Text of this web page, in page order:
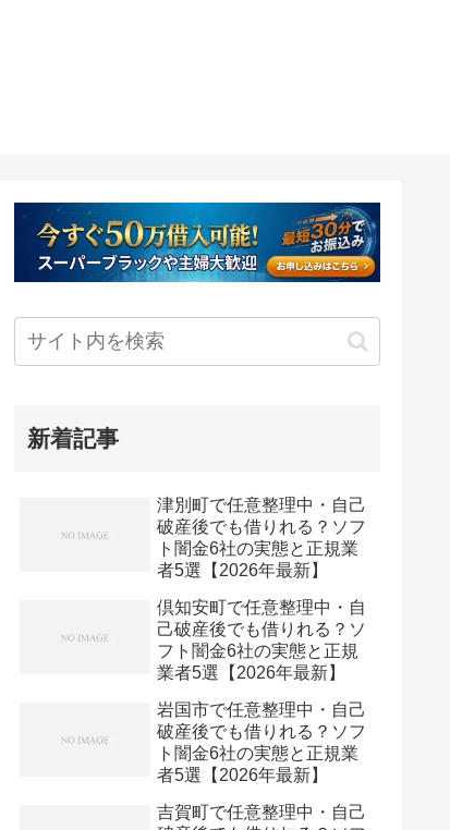
新着記事
津別町で任意整理中・自己
破産後でも借りれる？ソフ
ト闇金6社の実態と正規業
者5選【2026年最新】
倶知安町で任意整理中・自
己破産後でも借りれる？ソ
フト闇金6社の実態と正規
業者5選【2026年最新】
岩国市で任意整理中・自己
破産後でも借りれる？ソフ
ト闇金6社の実態と正規業
者5選【2026年最新】
吉賀町で任意整理中・自己